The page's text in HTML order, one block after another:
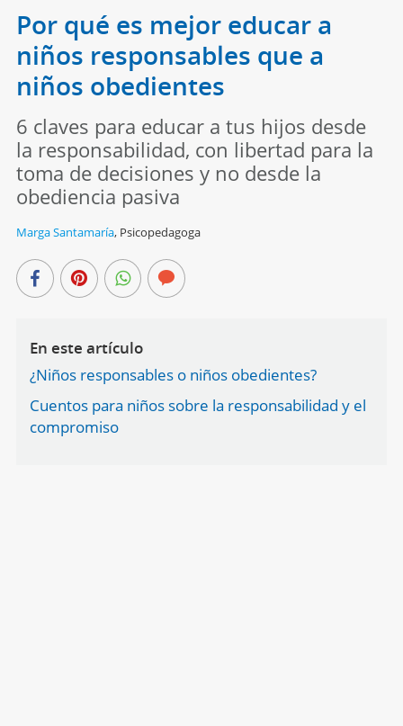
Por qué es mejor educar a
niños responsables que a
niños obedientes
6 claves para educar a tus hijos desde
la responsabilidad, con libertad para la
toma de decisiones y no desde la
obediencia pasiva
Marga Santamaría, Psicopedagoga
En este artículo
¿Niños responsables o niños obedientes?
Cuentos para niños sobre la responsabilidad y el
compromiso